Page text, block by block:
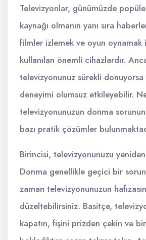
Televizyonlar, günümüzde
kaynağı olmanın yanı sıra
filmler izlemek ve oyun oynamak
kullanılan önemli cihazlardır.
televizyonunuz sürekli
deneyimi olumsuz etkileyebilir.
televizyonunuzun donma
bazı pratik çözümler
Birincisi, televizyonunuzu
Donma genellikle geçici bir
zaman televizyonunuzun
düzeltebilirsiniz. Basitçe,
kapatın, fişini prizden çekin ve